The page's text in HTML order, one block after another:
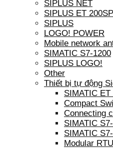
SIPLUS NET
SIPLUS ET
SIPLUS
LOGO! POWER
Mobile network
SIMATIC S7-1200
SIPLUS LOGO!
Other
Thiết bị tự động
SIMATIC ET
Compact
Connecting
SIMATIC
SIMATIC
Modular